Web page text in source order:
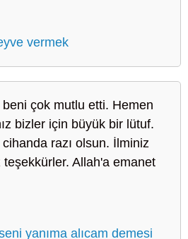
vermek
çok mutlu etti. Hemen
bizler için büyük bir lütuf.
razı olsun. İlminiz
Allah'a emanet
yanıma alıcam demesi